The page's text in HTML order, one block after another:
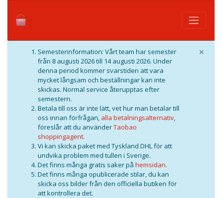
Semesterinformation: Vårt team har semester
från 8 augusti 2026 till 14 augusti 2026. Under
denna period kommer svarstiden att vara
mycket långsam och beställningar kan inte
skickas. Normal service återupptas efter
semestern.
Betala till oss är inte lätt, vet hur man betalar till
oss innan förfrågan, alla betalningsalternativ,
föreslår att du använderTaobao
shoppingagent.
Vi kan skicka paket med Tyskland DHL för att
undvika problem med tullen i Sverige.
Det finns många gratis saker på hemsidan.
Det finns många opublicerade stilar, du kan
skicka oss bilder från den officiella butiken för
att kontrollera det.
×